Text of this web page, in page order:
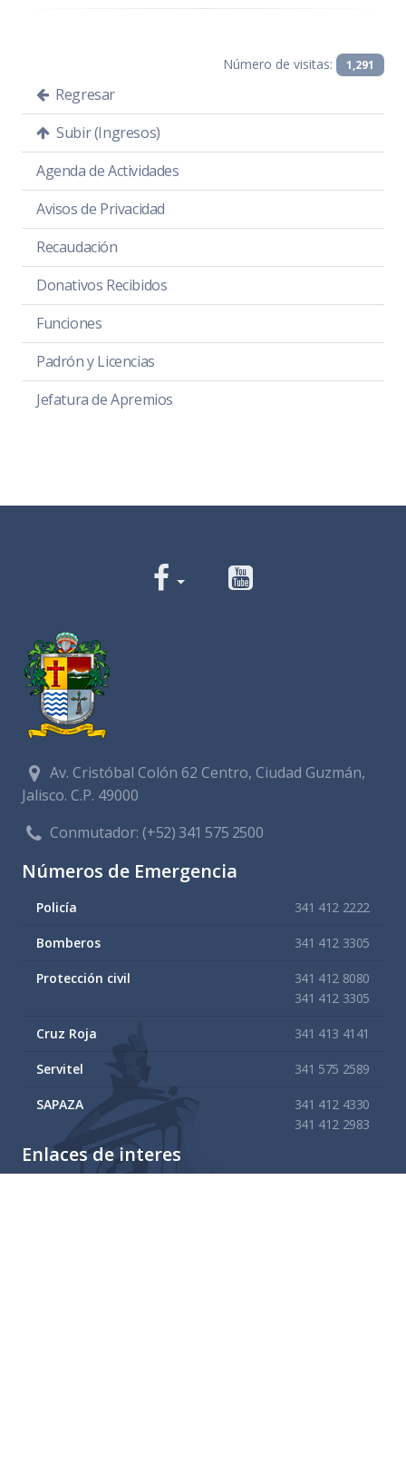
Número de visitas: 1,291
Regresar
Subir (Ingresos)
Agenda de Actividades
Avisos de Privacidad
Recaudación
Donativos Recibidos
Funciones
Padrón y Licencias
Jefatura de Apremios
Av. Cristóbal Colón 62 Centro, Ciudad Guzmán,
Jalisco. C.P. 49000
Conmutador:(+52) 341 575 2500
Números de Emergencia
Policía 341 412 2222
Bomberos 341 412 3305
Protección civil
341 412 8080
341 412 3305
Cruz Roja 341 413 4141
Servitel 341 575 2589
SAPAZA
341 412 4330
341 412 2983
Enlaces de interes